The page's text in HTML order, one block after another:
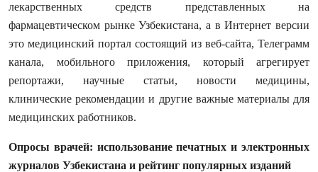
лекарственных средств представленных на
фармацевтическом рынке Узбекистана, а в Интернет версии
это медицинский портал состоящий из веб-сайта, Телеграмм
канала, мобильного приложения, который агрегирует
репортажи, научные статьи, новости медицины,
клинические рекомендации и другие важные материалы для
медицинских работников.
Опросы врачей: использование печатных и электронных
журналов Узбекистана и рейтинг популярных изданий